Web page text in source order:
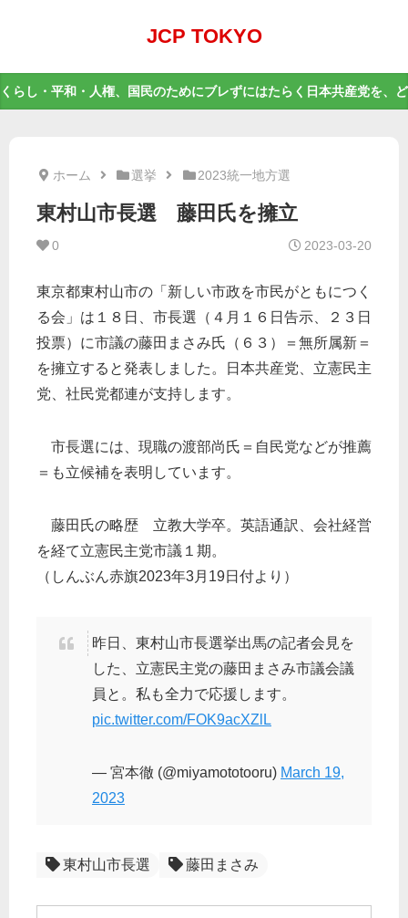
JCP TOKYO
くらし・平和・人権、国民のためにブレずにはたらく日本共産党を、
ホーム 選挙 2023統一地方選
東村山市長選 藤田氏を擁立
0 2023-03-20
東京都東村山市の「新しい市政を市民がともにつく
る会」は１８日、市長選（４月１６日告示、２３日
投票）に市議の藤田まさみ氏（６３）＝無所属新＝
を擁立すると発表しました。日本共産党、立憲民主
党、社民党都連が支持します。
市長選には、現職の渡部尚氏＝自民党などが推薦
＝も立候補を表明しています。
藤田氏の略歴 立教大学卒。英語通訳、会社経営
を経て立憲民主党市議１期。
（しんぶん赤旗2023年3月19日付より）
昨日、東村山市長選挙出馬の記者会見を
した、立憲民主党の藤田まさみ市議会議
員と。私も全力で応援します。
pic.twitter.com/FOK9acXZlL
— 宮本徹 (@miyamototooru) March 19,
2023
東村山市長選 藤田まさみ